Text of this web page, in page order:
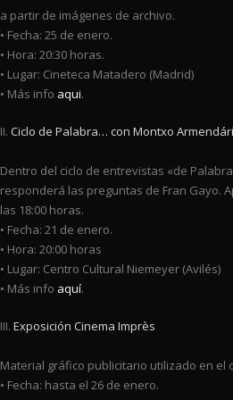
a partir de imágenes de archivo.
• Fecha: 25 de enero.
• Hora: 20:30 horas.
• Lugar: Cineteca Matadero (Madrid)
• Más info aqui.
II. Ciclo de Palabra… con Montxo
Dentro del ciclo de entrevistas «de
responderá las preguntas de Fran Gayo.
las 18:00 horas.
• Fecha: 21 de enero.
• Hora: 20:00 horas
• Lugar: Centro Cultural Niemeyer (Avilés)
• Más info aquí.
III. Exposición Cinema Imprès
Material gráfico publicitario utilizado en el
• Fecha: hasta el 26 de enero.